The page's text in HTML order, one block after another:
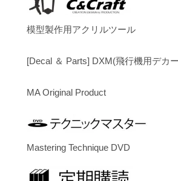
模型製作用アクリルツール
[Decal ＆ Parts] DXM(飛行機用デカ
MA Original Product
Mastering Technique DVD